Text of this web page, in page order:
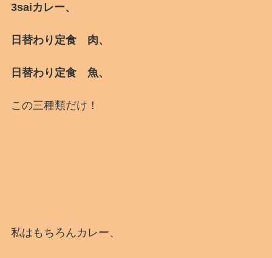
3saiカレー、
日替わり定食 肉、
日替わり定食 魚、
この三種類だけ！
私はもちろんカレー、